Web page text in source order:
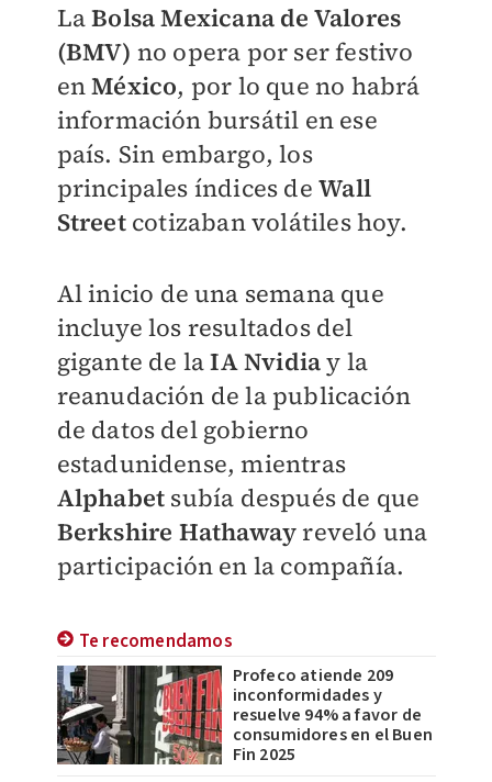
LaBolsa Mexicana de Valores
(BMV) no opera por ser festivo
enMéxico, por lo que no habrá
información bursátil en ese
país. Sin embargo, los
principales índices deWall
Streetcotizaban volátiles hoy.
Al inicio de una semana que
incluye los resultados del
gigante de laIA Nvidiay la
reanudación de la publicación
de datos del gobierno
estadunidense, mientras
Alphabet subía después de que
Berkshire Hathawayreveló una
participación en la compañía.
Te recomendamos
Profeco atiende 209
inconformidades y
resuelve 94% a favor de
consumidores en el Buen
Fin 2025